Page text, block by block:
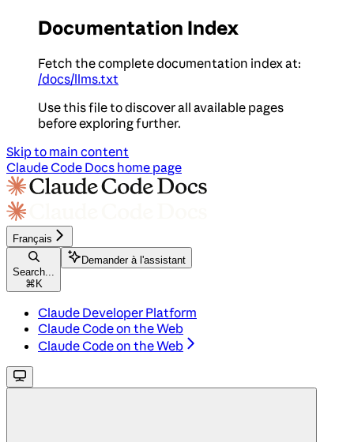
Documentation Index
Fetch the complete documentation index at:
/docs/llms.txt
Use this file to discover all available pages
before exploring further.
Skip to main content
Claude Code Docs home page
Français
Search...
⌘ K
Demander à l'assistant
Claude Developer Platform
Claude Code on the Web
Claude Code on the Web